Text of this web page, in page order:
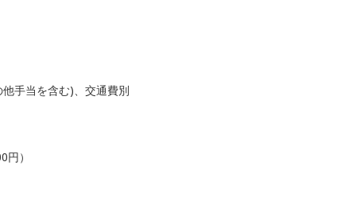
手当を含む)、交通費別
）